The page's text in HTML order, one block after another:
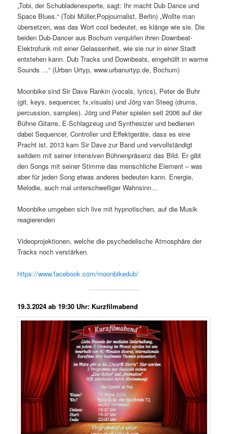
„Tobi, der Schubladenexperte, sagt: Ihr macht Dub Dance und
Space Blues.“ (Tobi Müller,Popjournalist, Berlin) „Wollte man
übersetzen, was das Wort cool bedeutet, es klänge wie sie. Die
beiden Dub-Dancer aus Bochum verquirlen ihren Downbeat-
Elektrofunk mit einer Gelassenheit, wie sie nur in einer Stadt
entstehen kann. Dub Tracks und Downbeats, eingehüllt in warme
Sounds …“ (Urban Urtyp, www.urbanurtyp.de, Bochum)
Moonbike sind Sir Dave Rankin (vocals, lyrics), Peter de Buhr
(git, keys, sequencer, fx,visuals) und Jörg van Steeg (drums,
percussion, samples). Jörg und Peter spielen seit 2006 auf der
Bühne Gitarre, E-Schlagzeug und Synthesizer und bedienen
dabei Sequencer, Controller und Effektgeräte, dass es eine
Pracht ist. 2013 kam Sir Dave zur Band und vervollständigt
seitdem mit seiner intensiven Bühnenpräsenz das Bild. Er gibt
den Songs mit seiner Stimme das menschliche Element – was
aber für jeden Song etwas anderes bedeuten kann. Energie,
Melodie, auch mal unterschwelliger Wahnsinn…
Moonbike umgeben sich live mit hypnotischen, auf die Musik
reagierenden
Videoprojektionen, welche die psychedelische Atmosphäre der
Tracks noch verstärken.
https://www.facebook.com/moonbikedub/
19.3.2024 ab 19:30 Uhr: Kurzfilmabend